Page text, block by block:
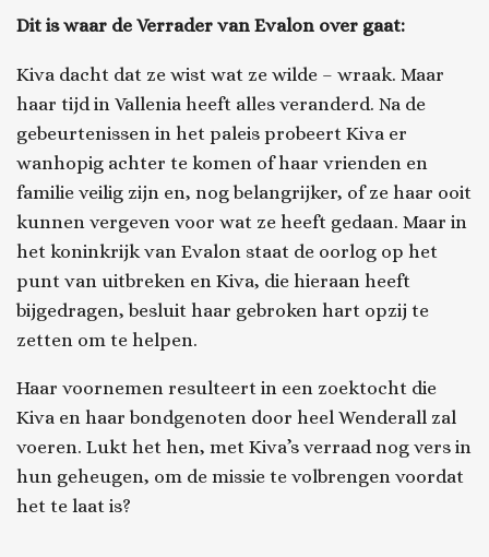
Dit is waar de Verrader van Evalon over gaat:
Kiva dacht dat ze wist wat ze wilde – wraak. Maar
haar tijd in Vallenia heeft alles veranderd. Na de
gebeurtenissen in het paleis probeert Kiva er
wanhopig achter te komen of haar vrienden en
familie veilig zijn en, nog belangrijker, of ze haar ooit
kunnen vergeven voor wat ze heeft gedaan. Maar in
het koninkrijk van Evalon staat de oorlog op het
punt van uitbreken en Kiva, die hieraan heeft
bijgedragen, besluit haar gebroken hart opzij te
zetten om te helpen.
Haar voornemen resulteert in een zoektocht die
Kiva en haar bondgenoten door heel Wenderall zal
voeren. Lukt het hen, met Kiva’s verraad nog vers in
hun geheugen, om de missie te volbrengen voordat
het te laat is?